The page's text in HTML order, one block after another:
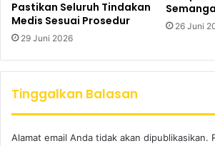
Pastikan Seluruh Tindakan
Medis Sesuai Prosedur
29 Juni 2026
26 Juni
Tinggalkan Balasan
Alamat email Anda tidak akan dipublikasikan.